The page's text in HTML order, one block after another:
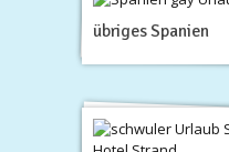
übriges Spanien